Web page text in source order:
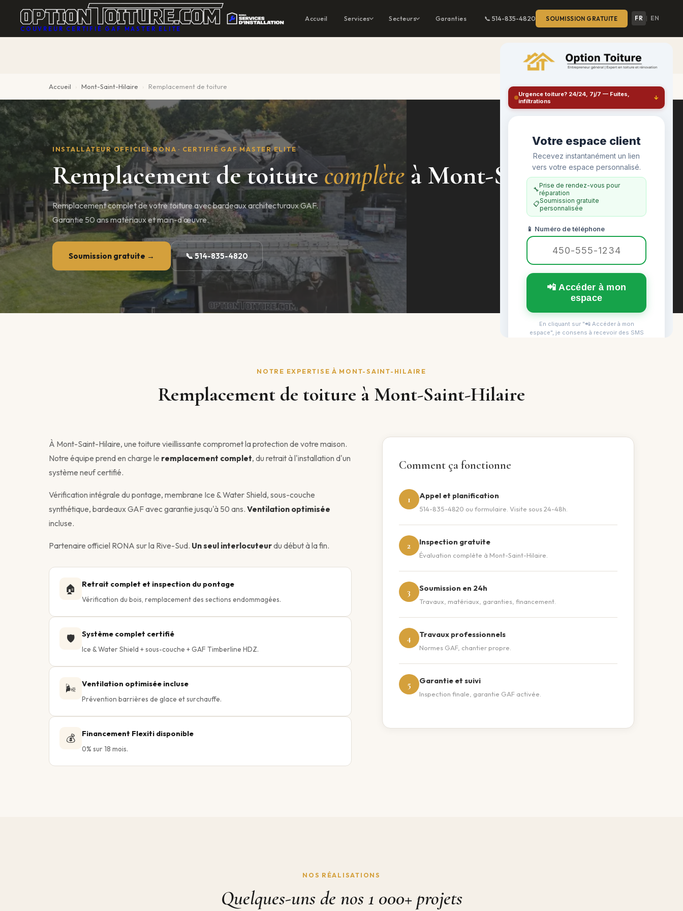
Accueil Services Secteurs Garanties 📞 514-835-4820 SOUMISSION GRATUITE FR | EN
Accueil Mont-Saint-Hilaire Remplacement de toiture
INSTALLATEUR OFFICIEL RONA · CERTIFIÉ GAF MASTER ELITE
Remplacement de toiturecomplète à Mont-Saint-Hilaire
Remplacement complet de votre toiture avec bardeaux architecturaux GAF.
Garantie 50 ans matériaux et main-d'œuvre.
Soumission gratuite → 📞 514-835-4820
NOTRE EXPERTISE À MONT-SAINT-HILAIRE
Remplacement de toiture à Mont-Saint-Hilaire
À Mont-Saint-Hilaire, une toiture vieillissante compromet la protection de votre maison.
Notre équipe prend en charge le remplacement complet, du retrait à l'installation d'un
système neuf certifié.
Vérification intégrale du pontage, membrane Ice & Water Shield, sous-couche
synthétique, bardeaux GAF avec garantie jusqu'à 50 ans. Ventilation optimisée
incluse.
Partenaire officiel RONA sur la Rive-Sud. Un seul interlocuteurdu début à la fin.
🏠 Retrait complet et inspection du pontage
Vérification du bois, remplacement des sections endommagées.
🛡️ Système complet certifié
Ice & Water Shield + sous-couche + GAF Timberline HDZ.
🌬️ Ventilation optimisée incluse
Prévention barrières de glace et surchauffe.
💰 Financement Flexiti disponible
0% sur 18 mois.
Comment ça fonctionne
1 Appel et planification
514-835-4820 ou formulaire. Visite sous 24-48h.
2 Inspection gratuite
Évaluation complète à Mont-Saint-Hilaire.
3 Soumission en 24h
Travaux, matériaux, garanties, financement.
4 Travaux professionnels
Normes GAF, chantier propre.
5 Garantie et suivi
Inspection finale, garantie GAF activée.
NOS RÉALISATIONS
Quelques-uns de nos 1 000+ projets